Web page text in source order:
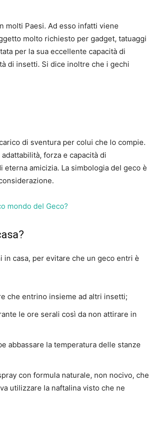
molti Paesi. Ad esso infatti viene
molto richiesto per gadget, tatuaggi
per la sua eccellente capacità di
di insetti. Si dice inoltre che i gechi
di sventura per colui che lo compie.
forza e capacità di
amicizia. La simbologia del geco è
mondo del Geco?
casa, per evitare che un geco entri è
che entrino insieme ad altri insetti;
le ore serali così da non attirare in
abbassare la temperatura delle stanze
con formula naturale, non nocivo, che
utilizzare la naftalina visto che ne